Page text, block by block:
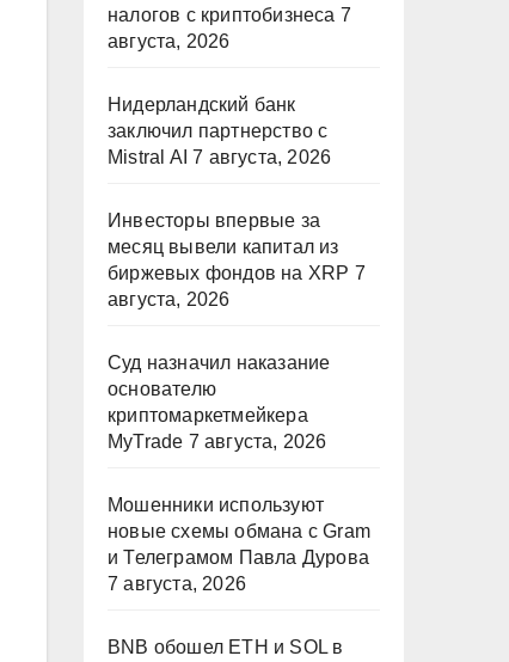
налогов с криптобизнеса 7
августа, 2026
Нидерландский банк
заключил партнерство с
Mistral AI 7 августа, 2026
Инвесторы впервые за
месяц вывели капитал из
биржевых фондов на XRP 7
августа, 2026
Суд назначил наказание
основателю
криптомаркетмейкера
MyTrade 7 августа, 2026
Мошенники используют
новые схемы обмана с Gram
и Телеграмом Павла Дурова
7 августа, 2026
BNB обошел ETH и SOL в